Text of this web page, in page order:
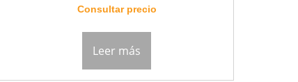
Consultar precio
Leer más